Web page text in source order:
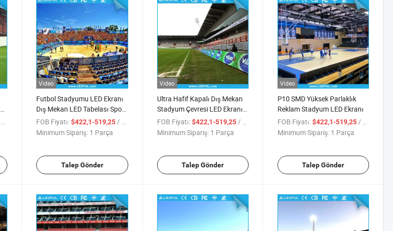
Video
Futbol Stadyumu LED Ekranı
Dış Mekan LED Tabelası Spor
Reklamı LED Afişi Çevre
Ekranı
FOB Fiyatı: $422,1-519,25 / Parça
Minimum Sipariş: 1 Parça
Talep Gönder
Video
Ultra Hafif Kapalı Dış Mekan
Stadyum Çevresi LED Ekranı
Spor Etkinlikleri için
FOB Fiyatı: $422,1-519,25 / Parça
Minimum Sipariş: 1 Parça
Talep Gönder
Video
P10 SMD Yüksek Parlaklık
Reklam Stadyum LED Ekranı
FOB Fiyatı: $422,1-519,25 / Parça
Minimum Sipariş: 1 Parça
Talep Gönder